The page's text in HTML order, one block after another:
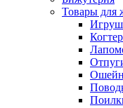
Товары для